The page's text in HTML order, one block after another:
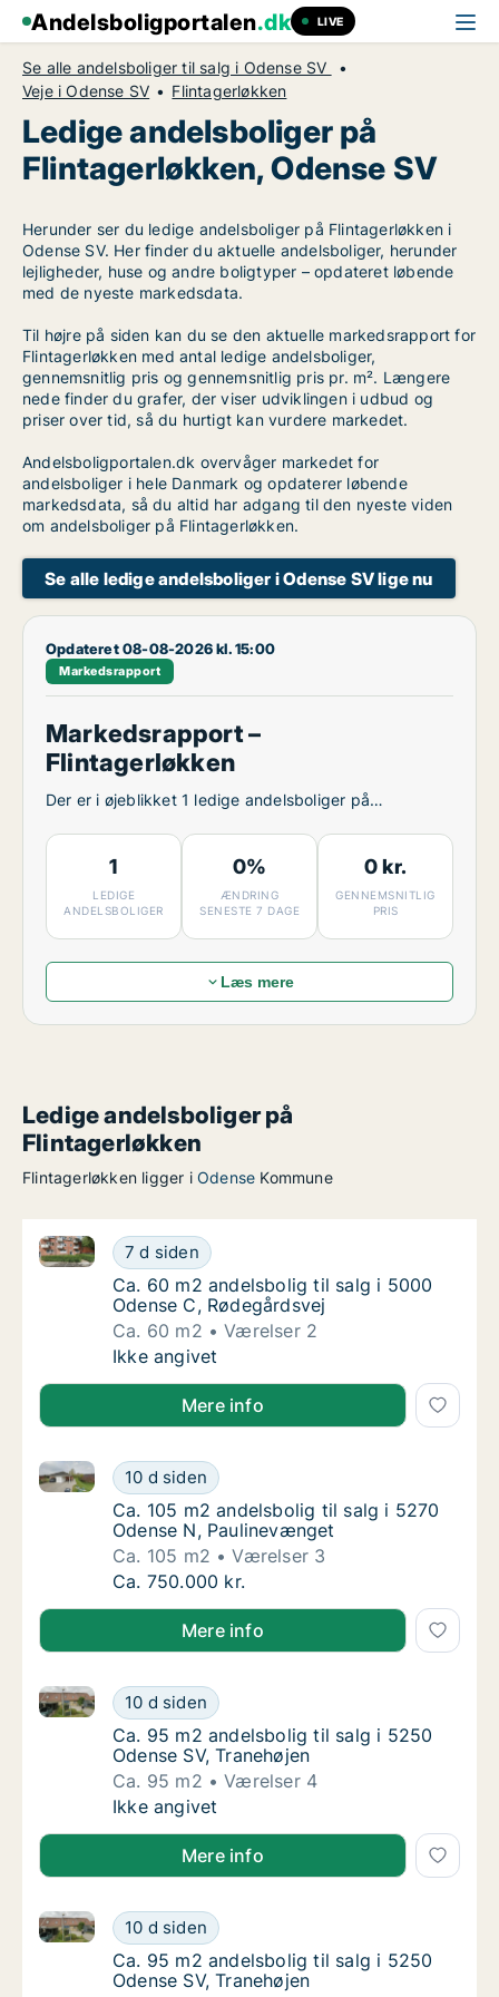
Andelsboligportalen.dk LIVE
Se alle andelsboliger til salg i Odense SV
Veje i Odense SV
Flintagerløkken
Ledige andelsboliger på
Flintagerløkken, Odense SV
Herunder ser du ledige andelsboliger på Flintagerløkken i
Odense SV. Her finder du aktuelle andelsboliger, herunder
lejligheder, huse og andre boligtyper – opdateret løbende
med de nyeste markedsdata.
Til højre på siden kan du se den aktuelle markedsrapport for
Flintagerløkken med antal ledige andelsboliger,
gennemsnitlig pris og gennemsnitlig pris pr. m². Længere
nede finder du grafer, der viser udviklingen i udbud og
priser over tid, så du hurtigt kan vurdere markedet.
Andelsboligportalen.dk overvåger markedet for
andelsboliger i hele Danmark og opdaterer løbende
markedsdata, så du altid har adgang til den nyeste viden
om andelsboliger på Flintagerløkken.
Se alle ledige andelsboliger i Odense SV lige nu
Opdateret 08-08-2026 kl. 15:00
Markedsrapport
Markedsrapport –
Flintagerløkken
Der er i øjeblikket 1 ledige andelsboliger på
1
LEDIGE
ANDELSBOLIGER
0%
ÆNDRING
SENESTE 7 DAGE
0 kr.
GENNEMSNITLIG
PRIS
Læs mere
Ledige andelsboliger på
Flintagerløkken
Flintagerløkken ligger i Odense Kommune
Ca. 60 m2 andelsbolig til salg i 5000
7 d siden
Ca. 60 m2 andelsbolig til salg i 5000 Odense C,
Ca. 60 m2 andelsbolig til salg i 5000
Ca. 60 m2 andelsbolig til salg i 5000
Odense C, Rødegårdsvej
Ca. 60 m2
Værelser 2
Ca. 60 m2 andelsbolig til salg i 5000
Ikke angivet
Mere info
Ca. 105 m2 andelsbolig til salg i 5270
10 d siden
Ca. 105 m2 andelsbolig til salg i 5270 Odense N,
Ca. 105 m2 andelsbolig til salg i 5270
Ca. 105 m2 andelsbolig til salg i 5270
Odense N, Paulinevænget
Ca. 105 m2
Værelser 3
Ca. 105 m2 andelsbolig til salg i 5270
Ca. 750.000 kr.
Mere info
Ca. 95 m2 andelsbolig til salg i 5250
10 d siden
Ca. 95 m2 andelsbolig til salg i 5250 Odense SV,
Ca. 95 m2 andelsbolig til salg i 5250
Ca. 95 m2 andelsbolig til salg i 5250
Odense SV, Tranehøjen
Ca. 95 m2
Værelser 4
Ca. 95 m2 andelsbolig til salg i 5250
Ikke angivet
Mere info
Ca. 95 m2 andelsbolig til salg i 5250
10 d siden
Ca. 95 m2 andelsbolig til salg i 5250 Odense SV,
Ca. 95 m2 andelsbolig til salg i 5250
Ca. 95 m2 andelsbolig til salg i 5250
Odense SV, Tranehøjen